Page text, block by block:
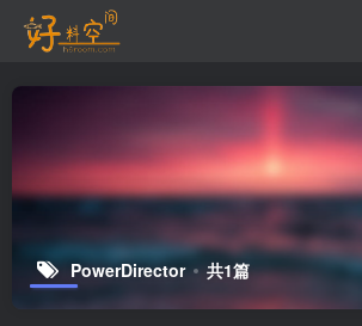
PowerDirector 共1篇